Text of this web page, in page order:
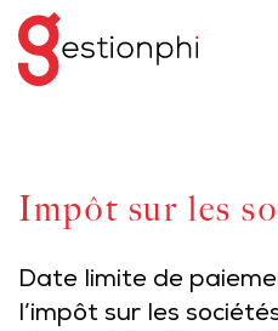
Impôt sur les
Date limite de
l’impôt sur les